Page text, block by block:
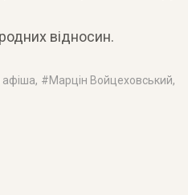
відносин.
афіша, #Марцін Войцеховський,